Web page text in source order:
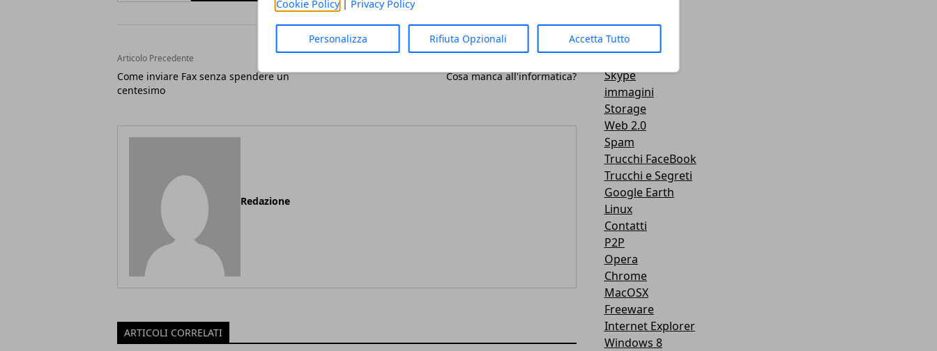
Cookie Policy| Privacy Policy
Personalizza Rifiuta Opzionali Accetta Tutto
Articolo Precedente
Come inviare Fax senza spendere un
centesimo
Cosa manca all'informatica?
Redazione
ARTICOLI CORRELATI
3D
Messenger
Skype
immagini
Storage
Web 2.0
Spam
Trucchi FaceBook
Trucchi e Segreti
Google Earth
Linux
Contatti
P2P
Opera
Chrome
MacOSX
Freeware
Internet Explorer
Windows 8